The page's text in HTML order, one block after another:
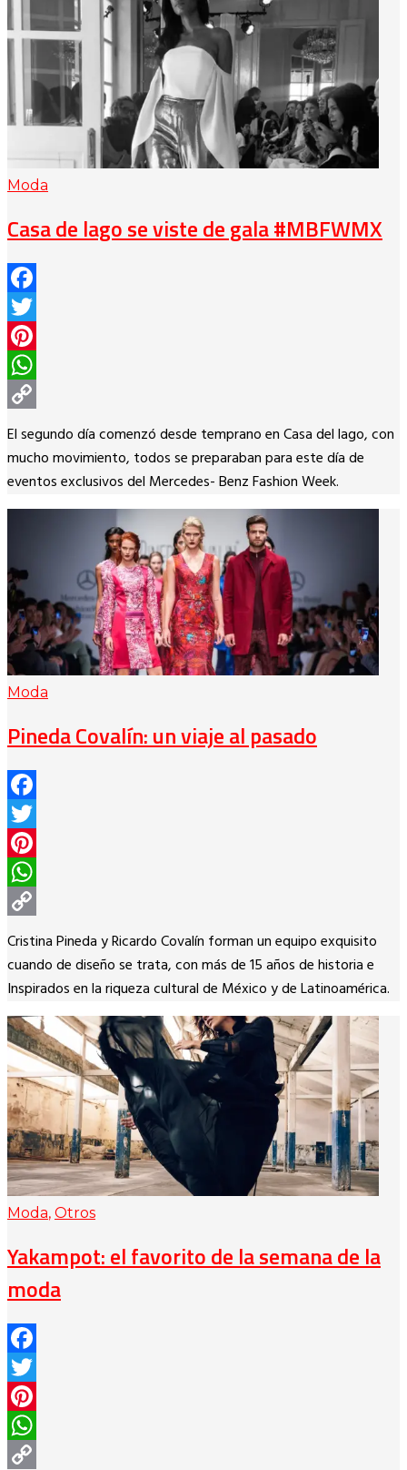
Moda
Casa de lago se viste de gala #MBFWMX
Facebook
Twitter
Pinterest
WhatsApp
Copy
Link
El segundo día comenzó desde temprano en Casa del lago, con
mucho movimiento, todos se preparaban para este día de
eventos exclusivos del Mercedes- Benz Fashion Week.
Moda
Pineda Covalín: un viaje al pasado
Facebook
Twitter
Pinterest
WhatsApp
Copy
Link
Cristina Pineda y Ricardo Covalín forman un equipo exquisito
cuando de diseño se trata, con más de 15 años de historia e
Inspirados en la riqueza cultural de México y de Latinoamérica.
Moda, Otros
Yakampot: el favorito de la semana de la
moda
Facebook
Twitter
Pinterest
WhatsApp